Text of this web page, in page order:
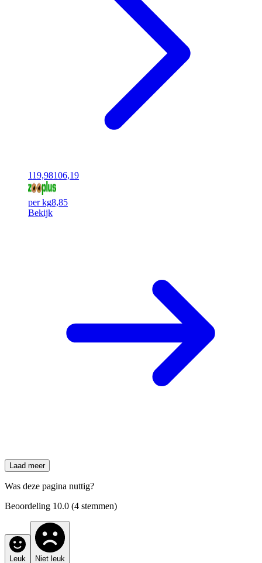
119,98106,19
per kg8,85
Bekijk
Laad meer
Was deze pagina nuttig?
Beoordeling 10.0 (4 stemmen)
Leuk Niet leuk